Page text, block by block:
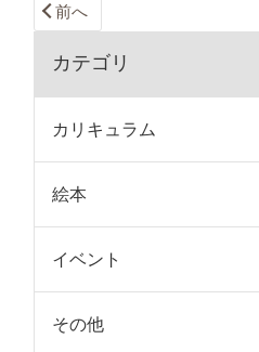
前へ
カテゴリ
カリキュラム
絵本
イベント
その他